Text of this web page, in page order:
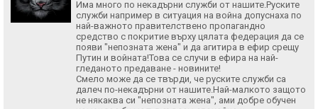
Има много по некадърни служби от нашите.Руските
служби например в ситуация на война допуснаха по
най-важното правителствено пропагандно
средство с покритие върху цялата федерация да се
появи "непозната жена" и да агитира в ефир срещу
Путин и войната!Това се случи в ефира на най-
гледаното предаване - новините!
Смело може да се твърди, че руските служби са
далеч по-некадърни от нашите.Най-малкото защото
не някаква си "непозната жена", ами добре обучен